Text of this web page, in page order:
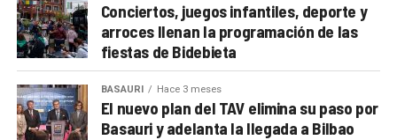
Conciertos, juegos infantiles, deporte y
arroces llenan la programación de las
fiestas de Bidebieta
BASAURI Hace 3 meses
El nuevo plan del TAV elimina su paso por
Basauri y adelanta la llegada a Bilbao